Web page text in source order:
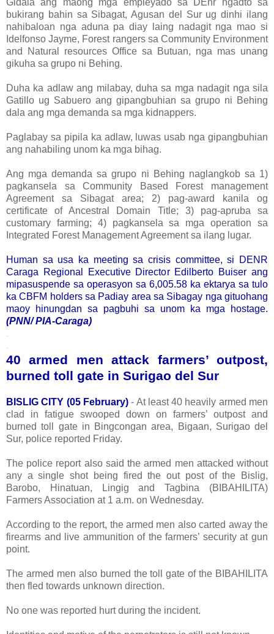
bukirang bahin sa Sibagat, Agusan del Sur ug dinhi ilang
nahibaloan nga aduna pa diay laing nadagit nga mao si
Idelfonso Jayme, Forest rangers sa Community Environment
and Natural resources Office sa Butuan, nga mas unang
gikuha sa grupo ni Behing.
Duha ka adlaw ang milabay, duha sa mga nadagit nga sila
Gatillo ug Sabuero ang gipangbuhian sa grupo ni Behing
dala ang mga demanda sa mga kidnappers.
Paglabay sa pipila ka adlaw, luwas usab nga gipangbuhian
ang nahabiling unom ka mga bihag.
Ang mga demanda sa grupo ni Behing naglangkob sa 1)
pagkansela sa Community Based Forest management
Agreement sa Sibagat area; 2) pag-award kanila og
certificate of Ancestral Domain Title; 3) pag-apruba sa
customary farming; 4) pagkansela sa mga operation sa
Integrated Forest Management Agreement sa ilang lugar.
Human sa usa ka meeting sa crisis committee, si DENR
Caraga Regional Executive Director Edilberto Buiser ang
mipasuspende sa operasyon sa 6,005.58 ka ektarya sa tulo
ka CBFM holders sa Padiay area sa Sibagay nga gituohang
maoy hinungdan sa pagbuhi sa unom ka mga hostage.
(PNN/ PIA-Caraga)
.
.
40 armed men attack farmers’ outpost,
burned toll gate in Surigao del Sur
BISLIG CITY (05 February)- At least 40 heavily armed men
clad in fatigue swooped down on farmers’ outpost and
burned toll gate in Bingcongan area, Bigaan, Surigao del
Sur, police reported Friday.
The police report also said the armed men attacked without
any a single shot being fired the out post of the Bislig,
Barobo, Hinatuan, Lingig and Tagbina (BIBAHILITA)
Farmers Association at 1 a.m. on Wednesday.
According to the report, the armed men also carted away the
firearms and live ammunition of the farmers’ security at gun
point.
The armed men also burned the toll gate of the BIBAHILITA
then fled towards unknown direction.
No one was reported hurt during the incident.